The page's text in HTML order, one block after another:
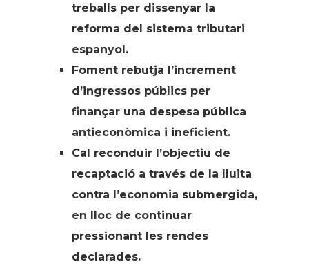
treballs per dissenyar la
reforma del sistema tributari
espanyol.
Foment rebutja l’increment
d’ingressos públics per
finançar una despesa pública
antieconòmica i ineficient.
Cal reconduir l’objectiu de
recaptació a través de la lluita
contra l’economia submergida,
en lloc de continuar
pressionant les rendes
declarades.